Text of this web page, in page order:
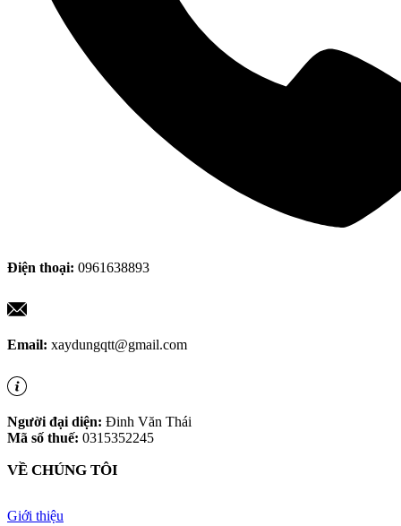
Điện thoại: 0961638893
Email: xaydungqtt@gmail.com
Người đại diện: Đinh Văn Thái
Mã số thuế: 0315352245
VỀ CHÚNG TÔI
Giới thiệu